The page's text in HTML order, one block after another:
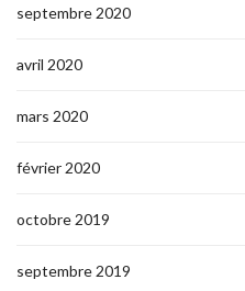
septembre 2020
avril 2020
mars 2020
février 2020
octobre 2019
septembre 2019